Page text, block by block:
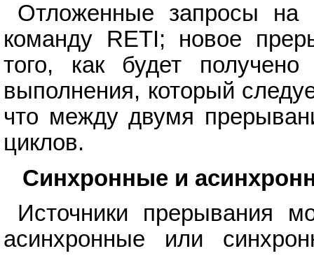
Отложенные запросы на
команду RETI; новое
того, как будет
выполнения, который
что между двумя
циклов.
Синхронные и
Источники прерывания
асинхронные или